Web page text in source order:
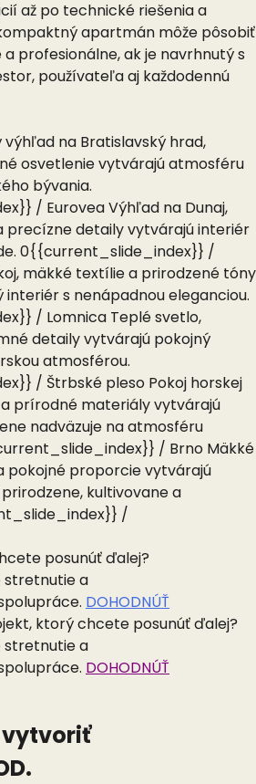
až po technické riešenia a
apartmán môže pôsobiť
profesionálne, ak je navrhnutý s
používateľa aj každodennú
na Bratislavský hrad,
osvetlenie vytvárajú atmosféru
bývania.
/ EuroveaVýhľad na Dunaj,
precízne detaily vytvárajú interiér
0{{current_slide_index}} /
mäkké textílie a prirodzené tóny
s nenápadnou eleganciou.
/ Lomnica Teplé svetlo,
detaily vytvárajú pokojný
atmosférou.
/ Štrbské pleso Pokoj horskej
prírodné materiály vytvárajú
nadväzuje na atmosféru
/ Brno Mäkké
pokojné proporcie vytvárajú
kultivovane a
/
posunúť ďalej?
stretnutie a
DOHODNÚŤ
ktorý chcete posunúť ďalej?
stretnutie a
DOHODNÚŤ
vytvoriť